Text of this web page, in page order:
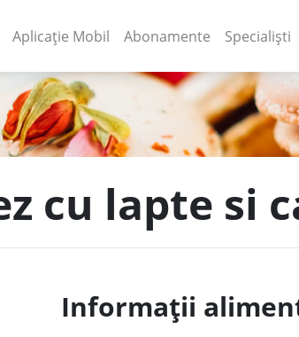
(current)
Aplicație Mobil (current)
Abonamente Specialiști
cu lapte si
Informații